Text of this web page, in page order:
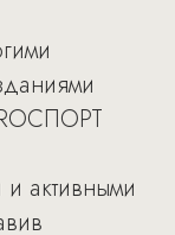
активными